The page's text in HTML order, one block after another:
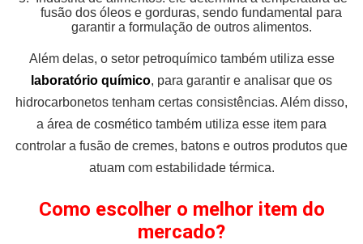
fusão dos óleos e gorduras, sendo fundamental para
garantir a formulação de outros alimentos.
Além delas, o setor petroquímico também utiliza esse
laboratório químico, para garantir e analisar que os
hidrocarbonetos tenham certas consistências. Além disso,
a área de cosmético também utiliza esse item para
controlar a fusão de cremes, batons e outros produtos que
atuam com estabilidade térmica.
Como escolher o melhor item do
mercado?